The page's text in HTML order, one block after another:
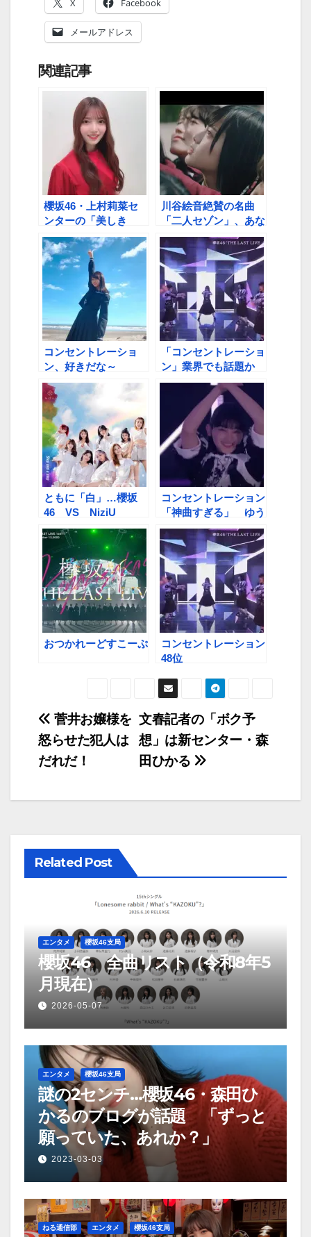
X Facebook
メールアドレス
関連記事
櫻坂46・上村莉菜セ
ンターの「美しき
Nervous」鬼リピ中
川谷絵音絶賛の名曲
「二人セゾン」、あな
たはどのパフォーマン
スが好きですか？
コンセントレーショ
ン、好きだな～
「コンセントレーショ
ン」業界でも話題か
テレ東の佐久間Pがラ
ジオで言及
ともに「白」…櫻坂
46 VS NiziU
コンセントレーション
「神曲すぎる」 ゆう
パラで流れファン歓喜
おつかれーどすこーぷ
コンセントレーション
48位
投
稿
ビ
ー
ョ
ン
文春記者の「ボク予
想」は新センター・森
田ひかる
菅井お嬢様を
怒らせた犯人は
だれだ！
Related Post
エンタメ 櫻坂46支局
櫻坂46 全曲リスト（令和8年5
月現在）
2026-05-07
エンタメ 櫻坂46支局
謎の2センチ…櫻坂46・森田ひ
かるのブログが話題 「ずっと
願っていた、あれか？」
2023-03-03
ねる通信部 エンタメ 櫻坂46支局